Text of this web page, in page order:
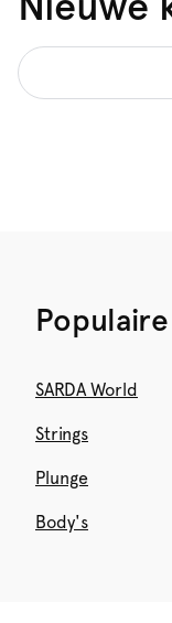
SARDA World
Strings
Plunge
Body's